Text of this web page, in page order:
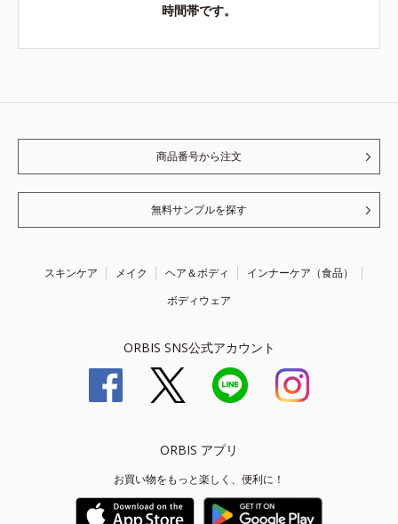
時間帯です。
商品番号から注文
無料サンプルを探す
スキンケア メイク ヘア＆ボディ
インナーケア（食品）
ボディウェア
ORBIS SNS公式アカウント
ORBIS アプリ
お買い物をもっと楽しく、便利に！